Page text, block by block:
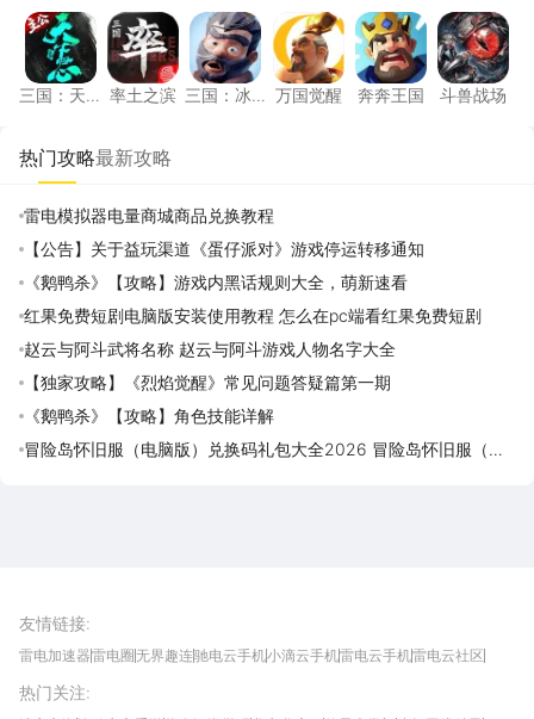
三国：天下归心
三国：天
率土之滨
率土之滨
三国：冰河时代
三国：冰
万国觉醒
万国觉醒
奔奔王国
奔奔王国
斗兽战
斗兽战场
热门攻略最新攻略
雷电模拟器电量商城商品兑换教程
【公告】关于益玩渠道《蛋仔派对》游戏停运转移通知
《鹅鸭杀》【攻略】游戏内黑话规则大全，萌新速看
红果免费短剧电脑版安装使用教程 怎么在pc端看红果免费短剧
赵云与阿斗武将名称 赵云与阿斗游戏人物名字大全
【独家攻略】《烈焰觉醒》常见问题答疑篇第一期
《鹅鸭杀》【攻略】角色技能详解
冒险岛怀旧服（电脑版）兑换码礼包大全2026 冒险岛怀旧服（电
友情链接:
雷电加速器雷电圈无界趣连驰电云手机小滴云手机雷电云手机雷电云社区
我爱vr网华军软件园
热门关注: